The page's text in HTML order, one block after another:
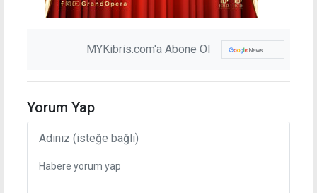
MYKibris.com'a Abone Ol
Yorum Yap